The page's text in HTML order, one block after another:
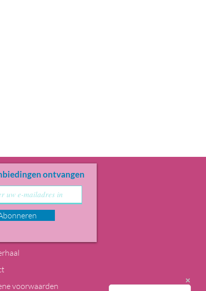
ontvangen
voorwaarden